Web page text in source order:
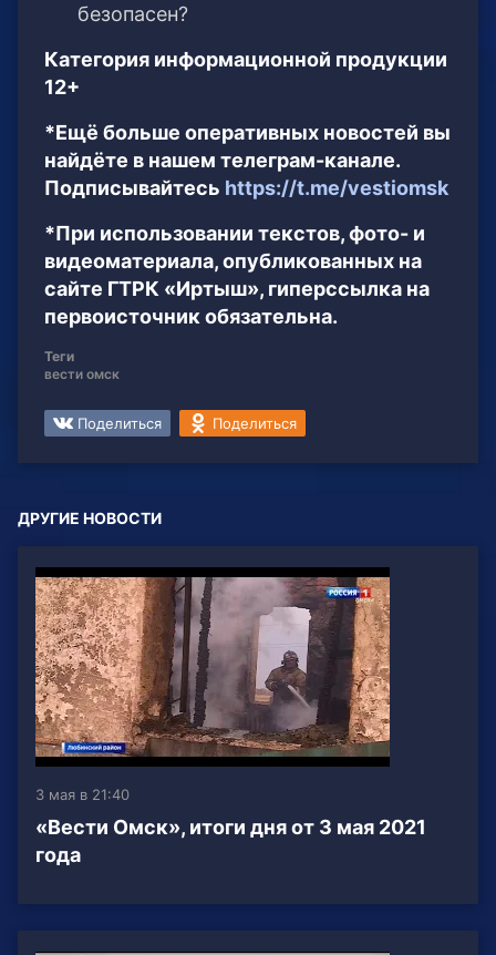
безопасен?
Категория информационной продукции
12+
*Ещё больше оперативных новостей вы
найдёте в нашем телеграм-канале.
Подписывайтесь https://t.me/vestiomsk
*При использовании текстов, фото- и
видеоматериала, опубликованных на
сайте ГТРК «Иртыш», гиперссылка на
первоисточник обязательна.
Теги
вести омск
Поделиться Поделиться
ДРУГИЕ НОВОСТИ
3 мая в 21:40
«Вести Омск», итоги дня от 3 мая 2021
года